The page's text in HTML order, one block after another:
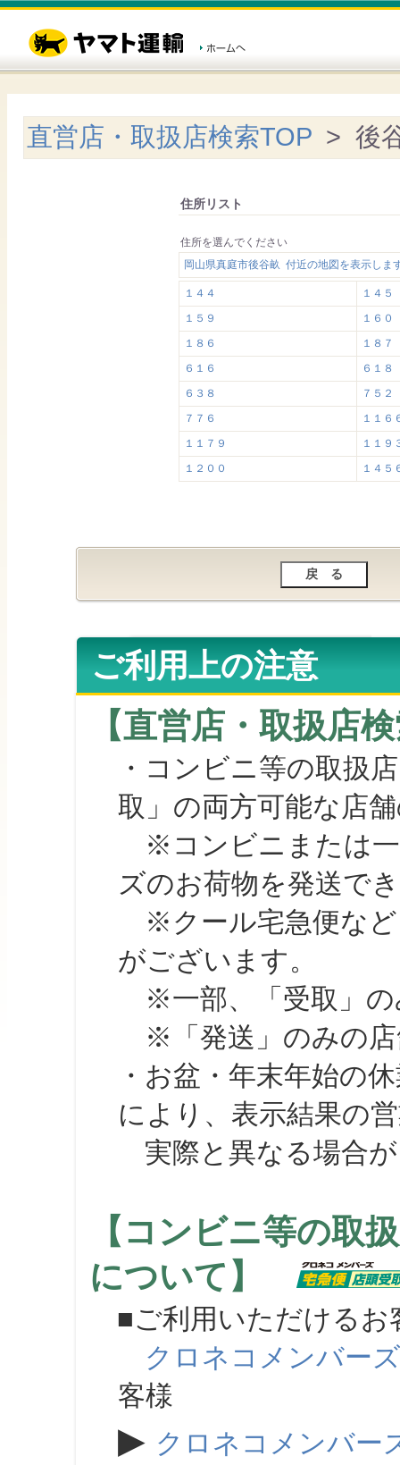
直営店・取扱店検索TOP > 後
住所リスト
住所を選んでください
岡山県真庭市後谷畝 付近の地図を表示しま
１４４
１４５
１５９
１６０
１８６
１８７
６１６
６１８
６３８
７５２
７７６
１１６
１１７９
１１９
１２００
１４５
ご利用上の注意
【直営店・取扱店
・コンビニ等の取扱
取」の両方可能な店
※コンビニまたは一
ズのお荷物を発送で
※クール宅急便など
がございます。
※一部、「受取」の
※「発送」のみの店
・お盆・年末年始の
により、表示結果の
実際と異なる場合が
【コンビニ等の取
について】
■ご利用いただけるお
クロネコメンバーズ
客様
▶ クロネコメンバー